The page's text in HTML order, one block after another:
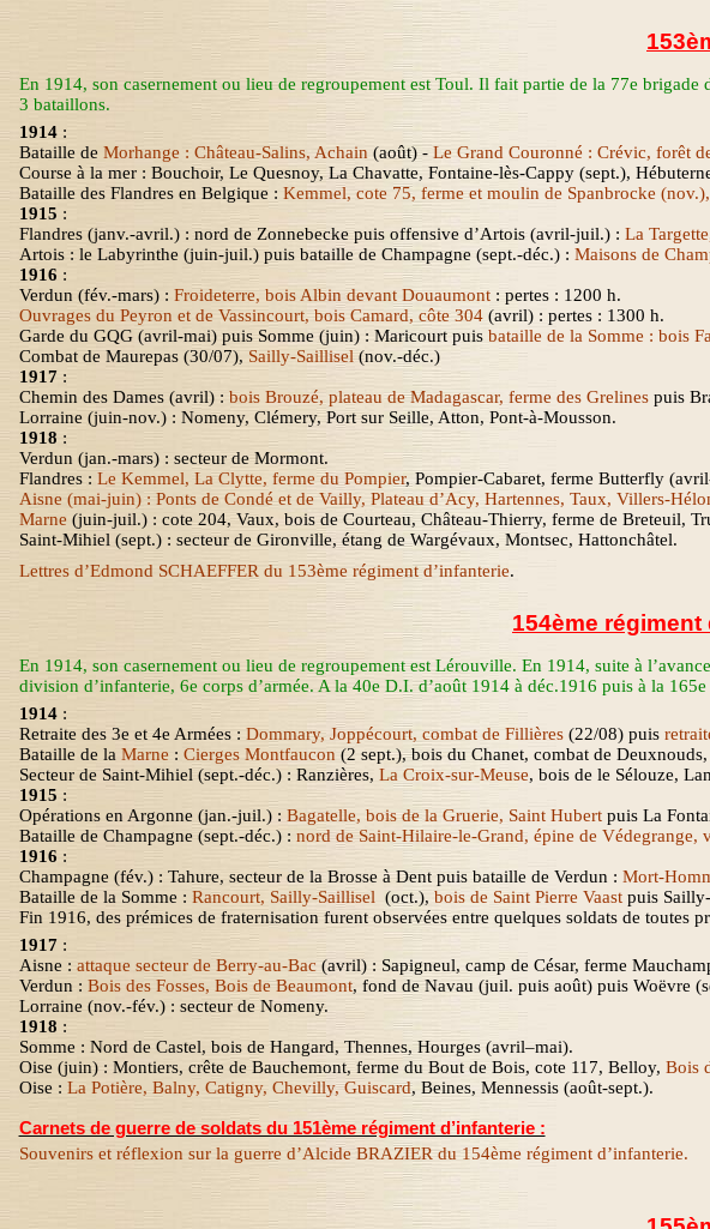
En 1914, son casernement ou lieu de regroupement est Toul. Il fait partie de la 77e brigade
3 bataillons.
1914:
Bataille de Morhange : Château-Salins, Achain (août) - Le Grand Couronné : Crévic, forêt
Course à la mer : Bouchoir, Le Quesnoy,La Chavatte, Fontaine-lès-Cappy (sept.),
Bataille des Flandres en Belgique : Kemmel, cote 75, ferme et moulin de Spanbrocke
1915 :
Flandres (janv.-avril.) : nord de Zonnebecke puis offensive d’Artois (avril-juil.) : La
Artois : le Labyrinthe (juin-juil.) puis bataille de Champagne (sept.-déc.) : Maisons de
1916 :
Verdun (fév.-mars) : Froideterre, bois Albin devant Douaumont: pertes : 1200 h.
Ouvrages du Peyron et de Vassincourt, bois Camard, côte 304(avril) : pertes : 1300 h.
Garde du GQG (avril-mai) puis Somme (juin) : Maricourt puis bataille de la Somme : bois
Combat de Maurepas (30/07), Sailly-Saillisel(nov.-déc.)
1917:
Chemin des Dames (avril) : bois Brouzé, plateau de Madagascar, ferme des Grelinespuis
Lorraine (juin-nov.) : Nomeny, Clémery, Port sur Seille, Atton, Pont-à-Mousson.
1918 :
Verdun (jan.-mars) : secteur deMormont.
Flandres : Le Kemmel, La Clytte, ferme du Pompier, Pompier-Cabaret, ferme Butterfly
Aisne (mai-juin) : Ponts de Condé et de Vailly, Plateau d’Acy, Hartennes, Taux, Villers-
Marne (juin-juil.) : cote 204, Vaux, bois de Courteau, Château-Thierry, ferme de Breteuil,
Saint-Mihiel (sept.) : secteur de Gironville, étang de Wargévaux, Montsec, Hattonchâtel.
Lettres d’Edmond SCHAEFFER du 153ème régiment d’infanterie.
154ème régiment
En 1914, son casernement ou lieu de regroupement est Lérouville. En 1914, suite à
division d’infanterie, 6e corps d’armée. A la 40e D.I. d’août 1914 à déc.1916 puis à la
1914:
Retraite des 3e et 4e Armées : Dommary, Joppécourt, combat de Fillières (22/08)puis
Bataille de la Marne : Cierges Montfaucon (2 sept.), bois du Chanet, combat de Deuxnouds,
Secteur de Saint-Mihiel (sept.-déc.) : Ranzières, La Croix-sur-Meuse, bois de le Sélouze,
1915 :
Opérations en Argonne (jan.-juil.) : Bagatelle, bois de la Gruerie, Saint Hubertpuis La
Bataille de Champagne (sept.-déc.) : nord de Saint-Hilaire-le-Grand, épine de Védegrange,
1916 :
Champagne (fév.) : Tahure, secteur de la Brosse à Dent puis bataille de Verdun : Mort-
Bataille de la Somme : Rancourt, Sailly-Saillisel (oct.), bois de Saint Pierre Vaastpuis
Fin 1916, des prémices de fraternisation furent observées entre quelques soldats de toutes
1917:
Aisne : attaque secteur de Berry-au-Bac (avril) : Sapigneul, camp de César, ferme
Verdun : Bois des Fosses, Bois de Beaumont, fond deNavau (juil. puis août) puis Woëvre
Lorraine (nov.-fév.) : secteur de Nomeny.
1918 :
Somme : Nord de Castel, bois deHangard, Thennes,Hourges(avril–mai).
Oise (juin) : Montiers, crête de Bauchemont, ferme du Bout de Bois, cote 117, Belloy, Bois
Oise : La Potière, Balny, Catigny, Chevilly, Guiscard, Beines, Mennessis(août-sept.).
Carnets de guerre de soldats du 151ème régiment d’infanterie :
Souvenirs et réflexion sur la guerre d’Alcide BRAZIER du 154ème régiment d’infanterie.